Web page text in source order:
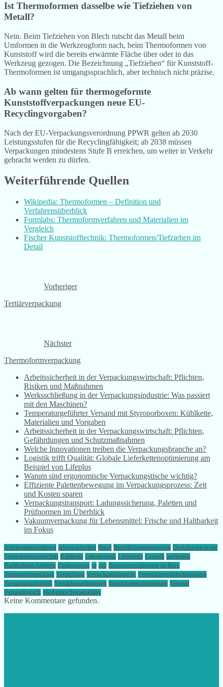
Ist Thermoformen dasselbe wie Tiefziehen von
Metall?
Nein. Beim Tiefziehen von Blech rutscht das Metall beim
Umformen in die Werkzeugform nach, beim Thermoformen von
Kunststoff wird die bereits erwärmte Fläche über oder in das
Werkzeug gezogen. Die Bezeichnung „Tiefziehen“ für Kunststoff-
Thermoformen ist umgangssprachlich, aber technisch nicht präzise.
Ab wann gelten für thermogeformte
Kunststoffverpackungen neue EU-
Recyclingvorgaben?
Nach der EU-Verpackungsverordnung PPWR gelten ab 2030
Leistungsstufen für die Recyclingfähigkeit; ab 2038 müssen
Verpackungen mindestens Stufe B erreichen, um weiter in Verkehr
gebracht werden zu dürfen.
Weiterführende Quellen
Wikipedia: Thermoformen – Definition und
Verfahrensüberblick
Formlabs: Thermoformverfahren und Materialien im
Vergleich
Fischer Kunststofftechnik: Thermoformen/Tiefziehen im
Detail
Vorheriger
Tertiärverpackung
Nächster
Thermoformverpackung
Arbeitssicherheit in der Verpackungswirtschaft: Pflichten,
Risiken und Maßnahmen
Werksschließung in der Verpackungsindustrie: Was passiert
mit den Maschinen?
Temperaturgeführter Versand mit Styroporboxen: Kühlkette,
Materialien und Vorgaben
Arbeitssicherheit in der Verpackungswirtschaft: Pflichten,
Gefährdungen und Schutzmaßnahmen
Welche Innovationen treiben die Verpackungsbranche an?
Logistik trifft Qualität: Globale Lieferkettenoptimierung am
Beispiel von Lifeplus
Warum sind ergonomische Verpackungstische wichtig?
Effiziente Palettenbewegung im Verpackungsprozess: Zeit
und Kosten sparen
Verpackungstransport: Ladungssicherung, Paletten und
Prüfnormen im Überblick
Vakuumverpackung für Lebensmittel: Frische und Haltbarkeit
im Fokus
Arbeitsplatzgestaltung arbeitssicherheit Beruf Büroflächenoptimierung Desksharing in der
Verpackungswirtschaft Kühlkette Lagerlogistik Lieferkette Logistik nachhaltig
Nachhaltiges Arbeiten Packprozesse pr pro Ressourcenschonung im Büro
Transportverpackung Verpackung Verpackungsbranche Verpackungsdienstleistungen
Verpackungslogistik Verpackungslösungen Verpackungsoptimierung Versand
Versandlogistik Workplace Sustainability
Keine Kommentare gefunden.